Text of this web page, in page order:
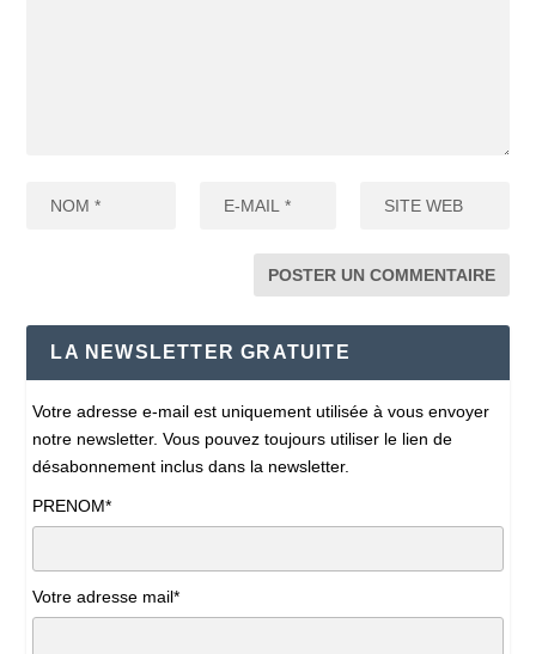
LA NEWSLETTER GRATUITE
Votre adresse e-mail est uniquement utilisée à vous envoyer
notre newsletter. Vous pouvez toujours utiliser le lien de
désabonnement inclus dans la newsletter.
PRENOM*
Votre adresse mail*